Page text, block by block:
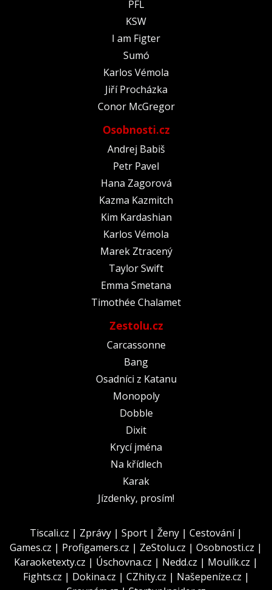
PFL
KSW
I am Figter
Sumó
Karlos Vémola
Jiří Procházka
Conor McGregor
Osobnosti.cz
Andrej Babiš
Petr Pavel
Hana Zagorová
Kazma Kazmitch
Kim Kardashian
Karlos Vémola
Marek Ztracený
Taylor Swift
Emma Smetana
Timothée Chalamet
Zestolu.cz
Carcassonne
Bang
Osadníci z Katanu
Monopoly
Dobble
Dixit
Krycí jména
Na křídlech
Karak
Jízdenky, prosím!
Tiscali.cz | Zprávy | Sport | Ženy | Cestování|
Games.cz | Profigamers.cz | ZeStolu.cz | Osobnosti.cz |
Karaoketexty.cz | Úschovna.cz | Nedd.cz | Moulík.cz |
Fights.cz | Dokina.cz | CZhity.cz | Našepeníze.cz |